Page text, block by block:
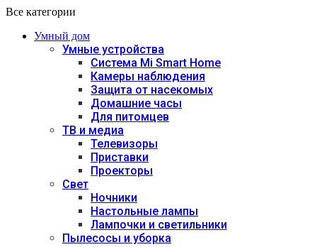
Все категории
Умный дом
Умные устройства
Система Mi Smart Home
Камеры наблюдения
Защита от насекомых
Домашние часы
Для питомцев
ТВ и медиа
Телевизоры
Приставки
Проекторы
Свет
Ночники
Настольные лампы
Лампочки и светильники
Пылесосы и уборка